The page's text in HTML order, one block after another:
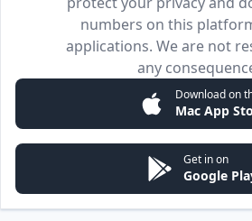
numbers on this
applications. We are not
any
Download on
Mac App
Get in on
Google